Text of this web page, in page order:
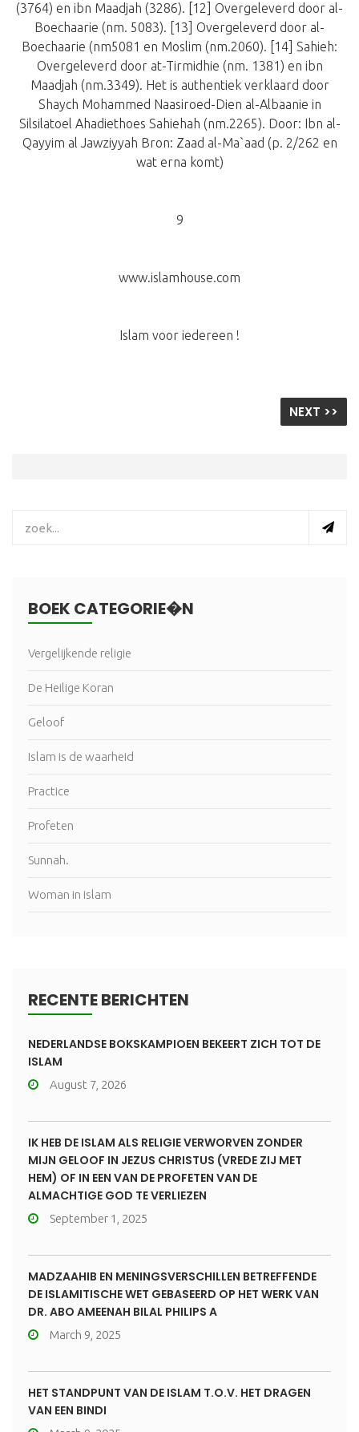
(3764) en ibn Maadjah (3286). [12] Overgeleverd door al-
Boechaarie (nm. 5083). [13] Overgeleverd door al-
Boechaarie (nm5081 en Moslim (nm.2060). [14] Sahieh:
Overgeleverd door at-Tirmidhie (nm. 1381) en ibn
Maadjah (nm.3349). Het is authentiek verklaard door
Shaych Mohammed Naasiroed-Dien al-Albaanie in
Silsilatoel Ahadiethoes Sahiehah (nm.2265). Door: Ibn al-
Qayyim al Jawziyyah Bron: Zaad al-Ma`aad (p. 2/262 en
wat erna komt)
9
www.islamhouse.com
Islam voor iedereen !
NEXT >>
BOEK CATEGORIE�N
Vergelijkende religie
De Heilige Koran
Geloof
Islam is de waarheid
Practice
Profeten
Sunnah.
Woman in islam
RECENTE BERICHTEN
NEDERLANDSE BOKSKAMPIOEN BEKEERT ZICH TOT DE
ISLAM
August 7, 2026
IK HEB DE ISLAM ALS RELIGIE VERWORVEN ZONDER
MIJN GELOOF IN JEZUS CHRISTUS (VREDE ZIJ MET
HEM) OF IN EEN VAN DE PROFETEN VAN DE
ALMACHTIGE GOD TE VERLIEZEN
September 1, 2025
MADZAAHIB EN MENINGSVERSCHILLEN BETREFFENDE
DE ISLAMITISCHE WET GEBASEERD OP HET WERK VAN
DR. ABO AMEENAH BILAL PHILIPS A
March 9, 2025
HET STANDPUNT VAN DE ISLAM T.O.V. HET DRAGEN
VAN EEN BINDI